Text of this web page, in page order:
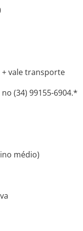
+ vale transporte
(34) 99155-6904.*
médio)